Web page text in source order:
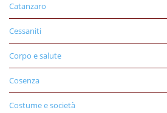
Catanzaro
Cessaniti
Corpo e salute
Cosenza
Costume e società